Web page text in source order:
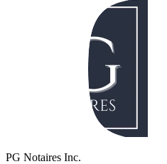
PG Notaires Inc.